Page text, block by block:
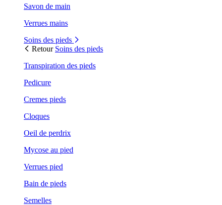
Savon de main
Verrues mains
Soins des pieds
Retour Soins des pieds
Transpiration des pieds
Pedicure
Cremes pieds
Cloques
Oeil de perdrix
Mycose au pied
Verrues pied
Bain de pieds
Semelles